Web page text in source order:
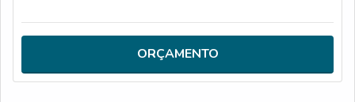
como: Lã de pet; Lã de rocha; Tintas à base de água;
Lâmpadas de led, etc.INFORMAÇÕES IMPORTANTES
SOBRE O PRODUTOFácil de montar, o contain
ORÇAMENTO